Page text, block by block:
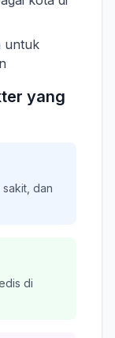
untuk
yang
dan
di